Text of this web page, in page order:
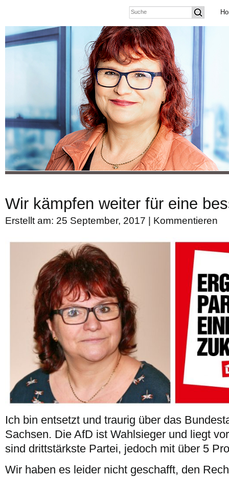
Wir kämpfen weiter für eine
Erstellt am: 25 September, 2017 | Kommentieren
Ich bin entsetzt und traurig über das
Sachsen. Die AfD ist Wahlsieger und liegt
sind drittstärkste Partei, jedoch mit über 5
Wir haben es leider nicht geschafft, den